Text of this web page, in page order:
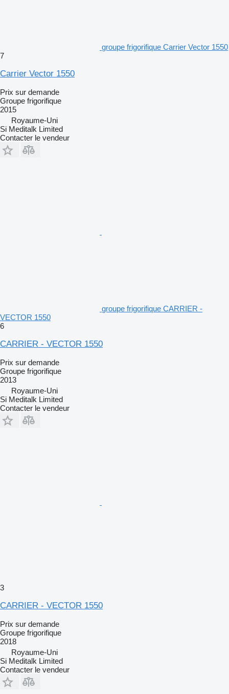
groupe frigorifique Carrier Vector 1550
7
Carrier Vector 1550
Prix sur demande
Groupe frigorifique
2015
Royaume-Uni
Si Meditalk Limited
Contacter le vendeur
groupe frigorifique CARRIER -
VECTOR 1550
6
CARRIER - VECTOR 1550
Prix sur demande
Groupe frigorifique
2013
Royaume-Uni
Si Meditalk Limited
Contacter le vendeur
3
CARRIER - VECTOR 1550
Prix sur demande
Groupe frigorifique
2018
Royaume-Uni
Si Meditalk Limited
Contacter le vendeur